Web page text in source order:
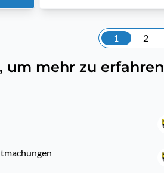
1 2
um mehr zu erfahren